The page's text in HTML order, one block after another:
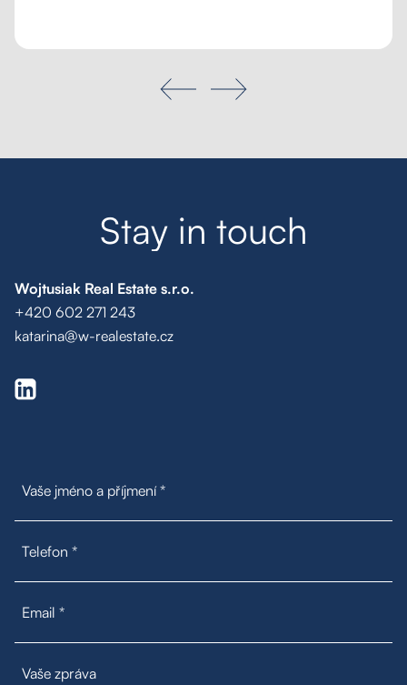
Hledat
Stay in touch
Wojtusiak Real Estate s.r.o.
+420 602 271 243
katarina@w-realestate.cz